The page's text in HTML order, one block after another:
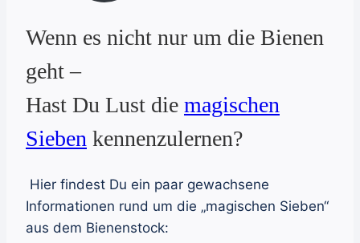
Wenn es nicht nur um die Bienen
geht –
Hast Du Lust die magischen
Sieben kennenzulernen?
Hier findest Du ein paar gewachsene
Informationen rund um die „magischen Sieben“
aus dem Bienenstock: